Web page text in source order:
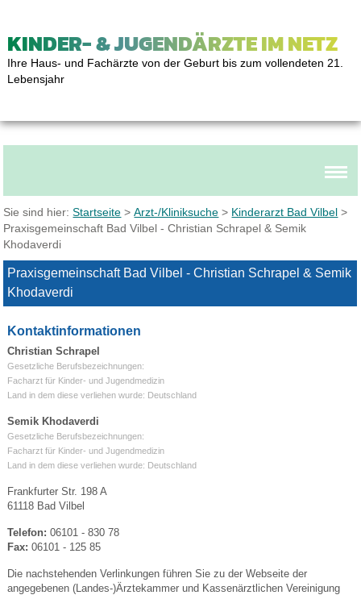
KINDER- & JUGENDÄRZTE IM NETZ
Ihre Haus- und Fachärzte von der Geburt bis zum vollendeten 21.
Lebensjahr
Sie sind hier:Startseite >Arzt-/Kliniksuche > Kinderarzt Bad Vilbel >
Praxisgemeinschaft Bad Vilbel - Christian Schrapel & Semik
Khodaverdi
Praxisgemeinschaft Bad Vilbel - Christian Schrapel & Semik
Khodaverdi
Kontaktinformationen
Christian Schrapel
Gesetzliche Berufsbezeichnungen:
Facharzt für Kinder- und Jugendmedizin
Land in dem diese verliehen wurde: Deutschland
Semik Khodaverdi
Gesetzliche Berufsbezeichnungen:
Facharzt für Kinder- und Jugendmedizin
Land in dem diese verliehen wurde: Deutschland
Frankfurter Str. 198 A
61118 Bad Vilbel
Telefon: 06101 - 830 78
Fax: 06101 - 125 85
Die nachstehenden Verlinkungen führen Sie zu der Webseite der
angegebenen (Landes-)Ärztekammer und Kassenärztlichen Vereinigung